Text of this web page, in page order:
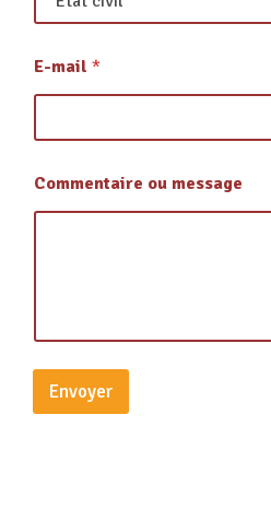
a
t
e
r
o
*
E-mail *
Commentaire ou message
Envoyer